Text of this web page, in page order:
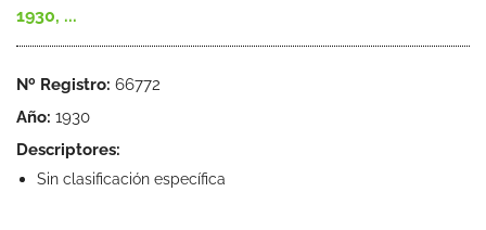
1930, ...
Nº Registro: 66772
Año: 1930
Descriptores:
Sin clasificación específica